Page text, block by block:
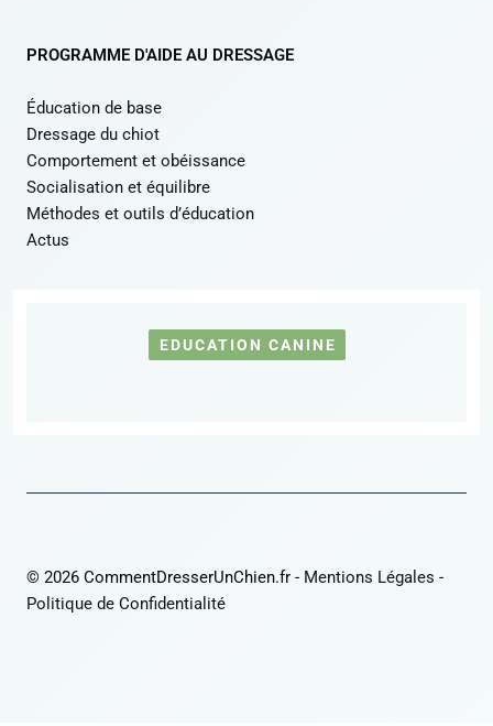
PROGRAMME D'AIDE AU DRESSAGE
Éducation de base
Dressage du chiot
Comportement et obéissance
Socialisation et équilibre
Méthodes et outils d’éducation
Actus
EDUCATION CANINE
© 2026 CommentDresserUnChien.fr - Mentions Légales -
Politique de Confidentialité